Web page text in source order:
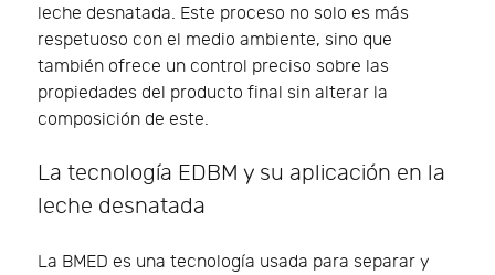
leche desnatada. Este proceso no solo es más
respetuoso con el medio ambiente, sino que
también ofrece un control preciso sobre las
propiedades del producto final sin alterar la
composición de este.
La tecnología EDBM y su aplicación en la
leche desnatada
La BMED es una tecnología usada para separar y